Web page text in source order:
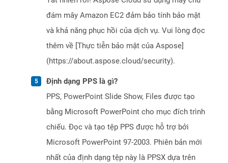
đám mây Amazon EC2 đảm bảo tính bảo mật
và khả năng phục hồi của dịch vụ. Vui lòng đọc
thêm về [Thực tiễn bảo mật của Aspose]
(https://about.aspose.cloud/security).
Định dạng PPS là gì?
PPS, PowerPoint Slide Show, Files được tạo
bằng Microsoft PowerPoint cho mục đích trình
chiếu. Đọc và tạo tệp PPS được hỗ trợ bởi
Microsoft PowerPoint 97-2003. Phiên bản mới
nhất của định dạng tệp này là PPSX dựa trên